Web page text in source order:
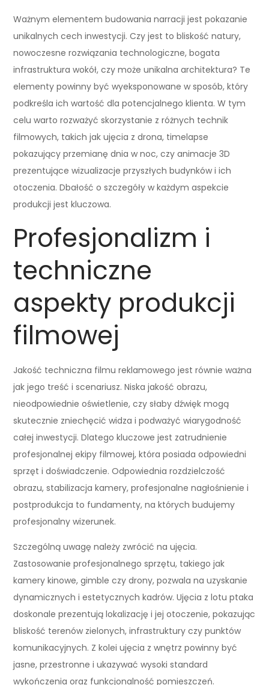
Ważnym elementem budowania narracji jest pokazanie
unikalnych cech inwestycji. Czy jest to bliskość natury,
nowoczesne rozwiązania technologiczne, bogata
infrastruktura wokół, czy może unikalna architektura? Te
elementy powinny być wyeksponowane w sposób, który
podkreśla ich wartość dla potencjalnego klienta. W tym
celu warto rozważyć skorzystanie z różnych technik
filmowych, takich jak ujęcia z drona, timelapse
pokazujący przemianę dnia w noc, czy animacje 3D
prezentujące wizualizacje przyszłych budynków i ich
otoczenia. Dbałość o szczegóły w każdym aspekcie
produkcji jest kluczowa.
Profesjonalizm i
techniczne
aspekty produkcji
filmowej
Jakość techniczna filmu reklamowego jest równie ważna
jak jego treść i scenariusz. Niska jakość obrazu,
nieodpowiednie oświetlenie, czy słaby dźwięk mogą
skutecznie zniechęcić widza i podważyć wiarygodność
całej inwestycji. Dlatego kluczowe jest zatrudnienie
profesjonalnej ekipy filmowej, która posiada odpowiedni
sprzęt i doświadczenie. Odpowiednia rozdzielczość
obrazu, stabilizacja kamery, profesjonalne nagłośnienie i
postprodukcja to fundamenty, na których budujemy
profesjonalny wizerunek.
Szczególną uwagę należy zwrócić na ujęcia.
Zastosowanie profesjonalnego sprzętu, takiego jak
kamery kinowe, gimble czy drony, pozwala na uzyskanie
dynamicznych i estetycznych kadrów. Ujęcia z lotu ptaka
doskonale prezentują lokalizację i jej otoczenie, pokazując
bliskość terenów zielonych, infrastruktury czy punktów
komunikacyjnych. Z kolei ujęcia z wnętrz powinny być
jasne, przestronne i ukazywać wysoki standard
wykończenia oraz funkcjonalność pomieszczeń.